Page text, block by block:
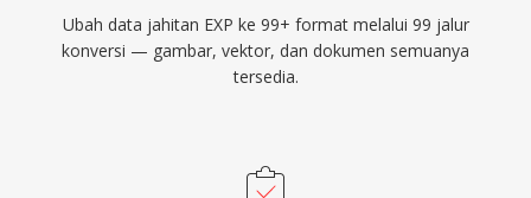
Ubah data jahitan EXP ke 99+ format melalui 99 jalur
konversi — gambar, vektor, dan dokumen semuanya
tersedia.